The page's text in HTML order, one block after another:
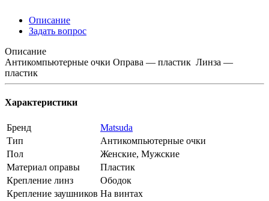
Описание
Задать вопрос
Описание
Антикомпьютерные очки Оправа — пластик Линза —
пластик
Характеристики
Бренд
Matsuda
Тип
Антикомпьютерные очки
Пол
Женские, Мужские
Материал оправы
Пластик
Крепление линз
Ободок
Крепление заушников На винтах